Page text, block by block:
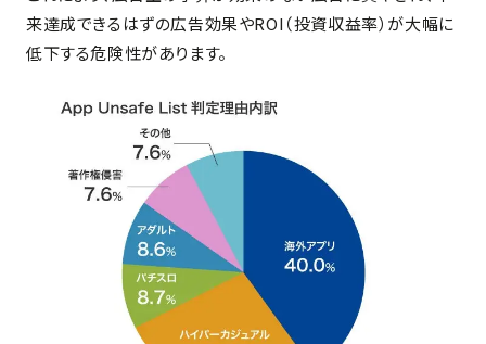
来達成できるはずの広告効果やROI（投資収益率）が大幅に
低下する危険性があります。